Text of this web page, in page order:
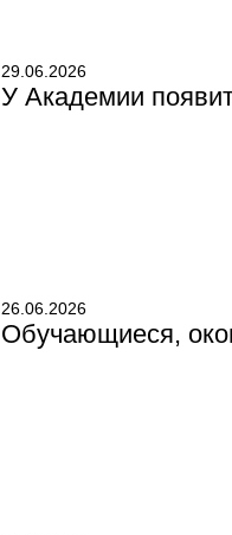
29.06.2026
У Академии
26.06.2026
Обучающиеся,